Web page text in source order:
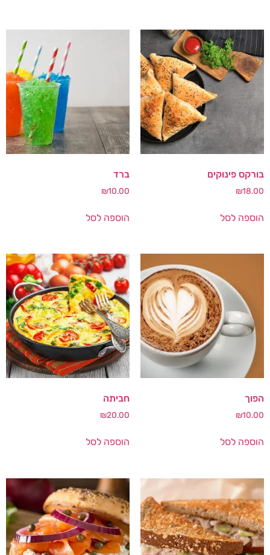
בורקס פינוקים
₪18.00
הוספה לסל
ברד
₪10.00
הוספה לסל
הפוך
₪10.00
הוספה לסל
חביתה
₪20.00
הוספה לסל